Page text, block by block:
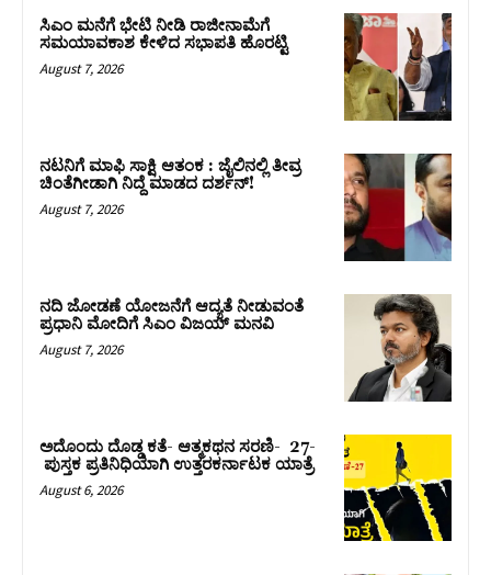
ಸಿಎಂ ಮನೆಗೆ ಭೇಟಿ ನೀಡಿ ರಾಜೀನಾಮೆಗೆ
ಸಮಯಾವಕಾಶ ಕೇಳಿದ ಸಭಾಪತಿ ಹೊರಟ್ಟಿ
August 7, 2026
ನಟನಿಗೆ ಮಾಫಿ ಸಾಕ್ಷಿ ಆತಂಕ : ಜೈಲಿನಲ್ಲಿ ತೀವ್ರ
ಚಿಂತೆಗೀಡಾಗಿ ನಿದ್ದೆ ಮಾಡದ ದರ್ಶನ್!
August 7, 2026
ನದಿ ಜೋಡಣೆ ಯೋಜನೆಗೆ ಆದ್ಯತೆ ನೀಡುವಂತೆ
ಪ್ರಧಾನಿ ಮೋದಿಗೆ ಸಿಎಂ ವಿಜಯ್‌ ಮನವಿ
August 7, 2026
ಅದೊಂದು ದೊಡ್ಡ ಕತೆ- ಆತ್ಮಕಥನ ಸರಣಿ- 27-
ಪುಸ್ತಕ ಪ್ರತಿನಿಧಿಯಾಗಿ ಉತ್ತರಕರ್ನಾಟಕ ಯಾತ್ರೆ
August 6, 2026